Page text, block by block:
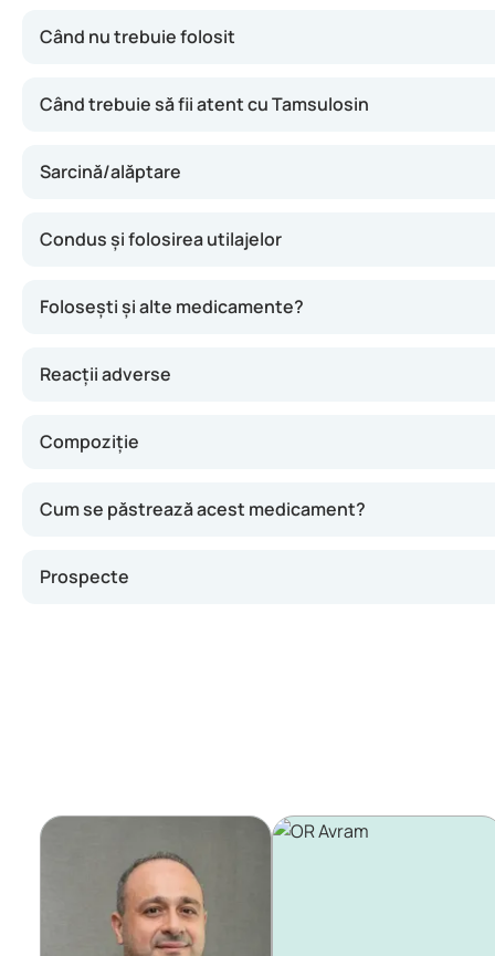
Când nu trebuie folosit
Când trebuie să fii atent cu Tamsulosin
Sarcină/alăptare
Condus și folosirea utilajelor
Folosești și alte medicamente?
Reacții adverse
Compoziție
Cum se păstrează acest medicament?
Prospecte